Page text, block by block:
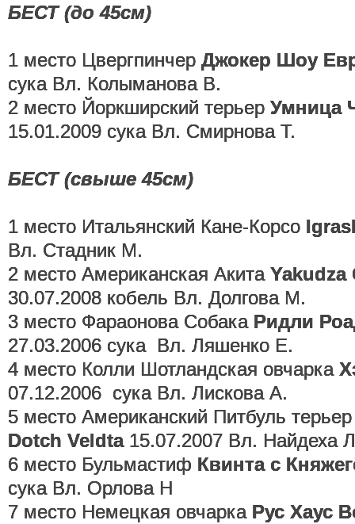
БЕСТ (до 45см)
1 место Цвергпинчер Джокер Шоу
сука Вл. Колыманова В.
2 место Йоркширский терьер Умница
15.01.2009 сука Вл. Смирнова Т.
БЕСТ (свыше 45см)
1 место Итальянский Кане-Корсо
Вл. Стадник М.
2 место Американская Акита Yakudza
30.07.2008 кобель Вл. Долгова М.
3 место Фараонова Собака Ридли
27.03.2006 сука Вл. Ляшенко Е.
4 место Колли Шотландская овчарка
07.12.2006 сука Вл. Лискова А.
5 место Американский Питбуль
Dotch Veldta 15.07.2007 Вл. Найдеха
6 место Бульмастиф Квинта с
сука Вл. Орлова Н
7 место Немецкая овчарка Рус Хаус